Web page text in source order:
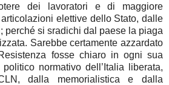
dei lavoratori e di maggiore
elettive dello Stato, dalle
perché si sradichi dal paese la piaga
Sarebbe certamente azzardato
fosse chiaro in ogni sua
normativo dell’Italia liberata,
dalla memorialistica e dalla